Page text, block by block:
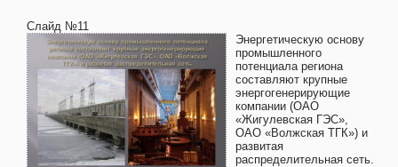
Слайд №11
Энергетическую основу
промышленного
потенциала региона
составляют крупные
энергогенерирующие
компании (ОАО
«Жигулевская ГЭС»,
ОАО «Волжская ТГК») и
развитая
распределительная сеть.